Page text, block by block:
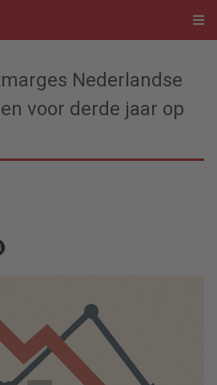
Nederlandse
voor derde jaar op